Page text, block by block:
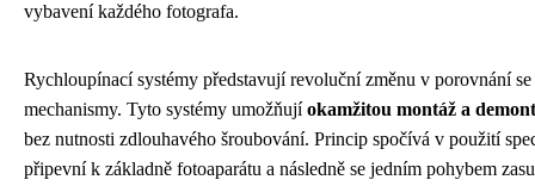
vybavení každého fotografa.
Rychloupínací systémy představují revoluční změnu v porovnání
mechanismy. Tyto systémy umožňujíokamžitou montáž a
bez nutnosti zdlouhavého šroubování. Princip spočívá v použití
připevní k základně fotoaparátu a následně se jedním pohybem